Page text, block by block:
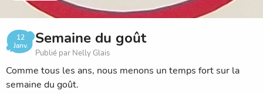
12
Janv.
Semaine du goût
Publié par Nelly Glais
Comme tous les ans, nous menons un temps fort sur la
semaine du goût.